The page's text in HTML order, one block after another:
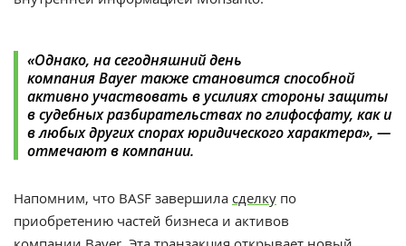
«Однако, на сегодняшний день
компанияBayerтакже становится способной
активно участвовать в усилиях стороны защиты
в судебных разбирательствах по глифосфату, как и
в любых других спорах юридического характера», —
отмечают в компании.
Напомним, что BASF завершила сделку по
приобретению частей бизнеса и активов